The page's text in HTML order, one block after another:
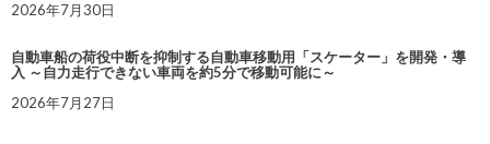
2026年7月30日
自動車船の荷役中断を抑制する自動車移動用「スケーター」を開発・導
入 ～自力走行できない車両を約5分で移動可能に～
2026年7月27日